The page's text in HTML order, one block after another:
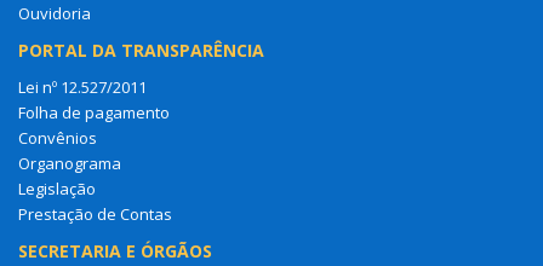
Ouvidoria
PORTAL DA TRANSPARÊNCIA
Lei nº 12.527/2011
Folha de pagamento
Convênios
Organograma
Legislação
Prestação de Contas
SECRETARIA E ÓRGÃOS